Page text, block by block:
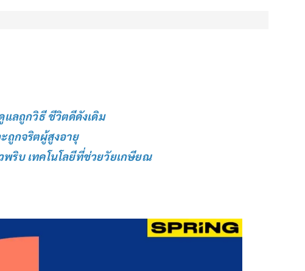
แลถูกวิธี ชีวิตดีดังเดิม
ถูกจริตผู้สูงอายุ
ริบ เทคโนโลยีที่ช่วยวัยเกษียณ